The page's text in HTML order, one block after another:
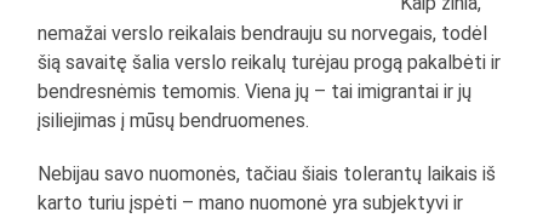
nemažai verslo reikalais bendrauju su norvegais, todėl
šią savaitę šalia verslo reikalų turėjau progą pakalbėti ir
bendresnėmis temomis. Viena jų – tai imigrantai ir jų
įsiliejimas į mūsų bendruomenes.
Nebijau savo nuomonės, tačiau šiais tolerantų laikais iš
karto turiu įspėti – mano nuomonė yra subjektyvi ir